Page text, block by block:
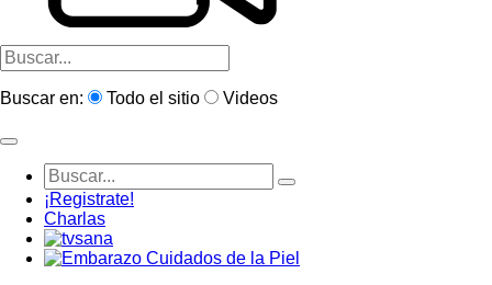
Buscar en: Todo el sitio Videos
¡Registrate!
Charlas